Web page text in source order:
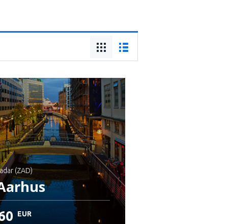
(ZAD)
EUR